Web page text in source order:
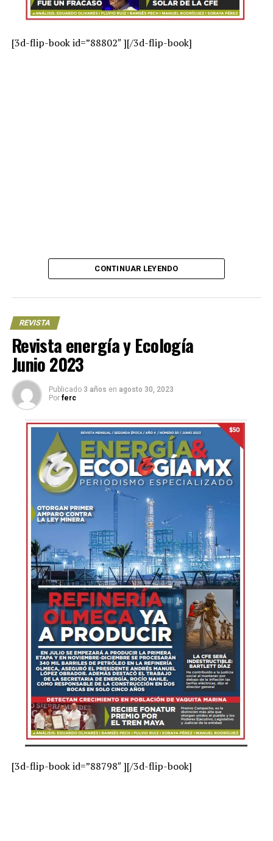
[3d-flip-book id=”88802″ ][/3d-flip-book]
CONTINUAR LEYENDO
REVISTA
Revista energía y Ecología
Junio 2023
Publicado 3 años en agosto 30, 2023
Por ferc
[3d-flip-book id=”88798″ ][/3d-flip-book]